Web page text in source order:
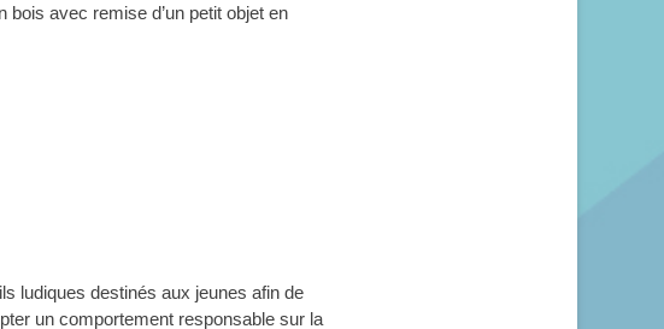
bois avec remise d’un petit objet en
ludiques destinés aux jeunes afin de
un comportement responsable sur la